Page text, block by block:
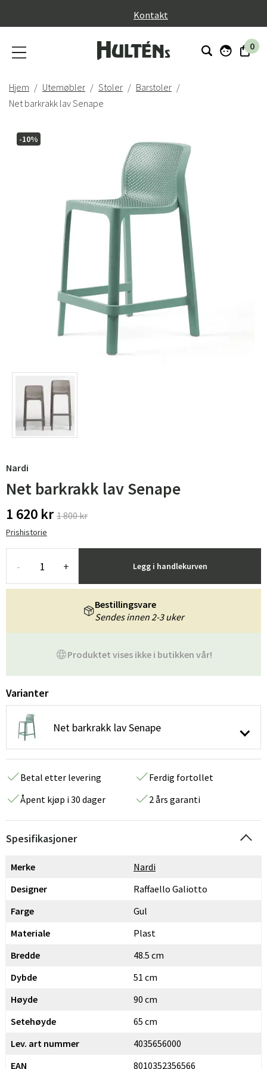
Kontakt
0
Hjem Utemøbler Stoler
Barstoler
Net barkrakk lav Senape
-10%
Nardi
Net barkrakk lav Senape
1 620 kr 1 800 kr
Prishistorie
- + Legg i handlekurven
Produktet vises ikke i butikken vår!
Bestillingsvare
Sendes innen 2-3 uker
Varianter
Net barkrakk lav Senape
Betal etter levering
Ferdig fortollet
Åpent kjøp i 30 dager
2 års garanti
Spesifikasjoner
Merke
Nardi
Designer
Raffaello Galiotto
Farge
Gul
Materiale
Plast
Bredde
48.5 cm
Dybde
51 cm
Høyde
90 cm
Setehøyde
65 cm
Lev. art nummer
4035656000
EAN
8010352356566